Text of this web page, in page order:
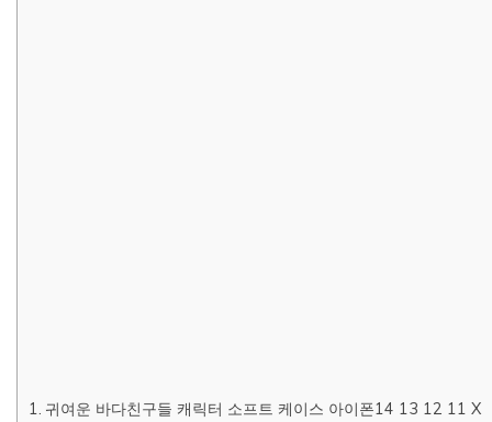
귀여운 바다친구들 캐릭터 소프트 케이스 아이폰14 13 12 11 X